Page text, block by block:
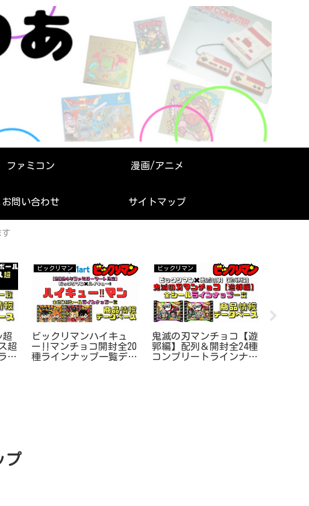
ファミコン 漫画/アニメ
お問い合わせ サイトマップ
す
超
超
イ
ビックリマン
ビックリマンハイキュ
ー‼マンチョコ開封全20
種ラインナップ一覧デー
ビックリマン
鬼滅の刃マンチョコ【遊
郭編】配列＆開封全24種
コンプリートラインナッ
プ